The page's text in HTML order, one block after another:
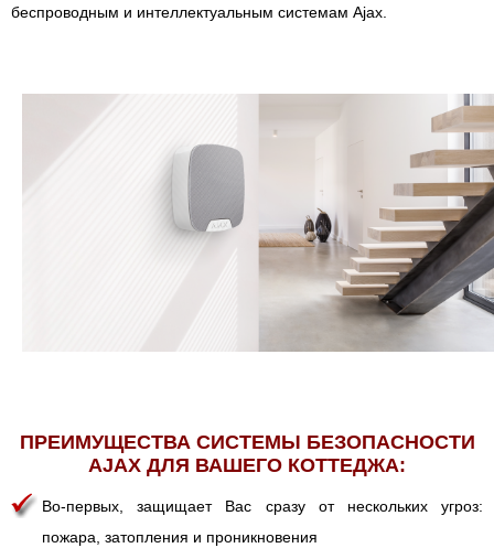
беспроводным и интеллектуальным системам Ajax.
ПРЕИМУЩЕСТВА СИСТЕМЫ БЕЗОПАСНОСТИ
AJAX ДЛЯ ВАШЕГО КОТТЕДЖА:
Во-первых, защищает Вас сразу от нескольких угроз:
пожара, затопления и проникновения